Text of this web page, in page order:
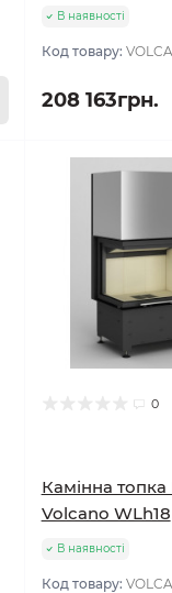
В наявності
Код товару:
208 163грн.
0
Камінна
Volcano WLh18
В наявності
Код товару: